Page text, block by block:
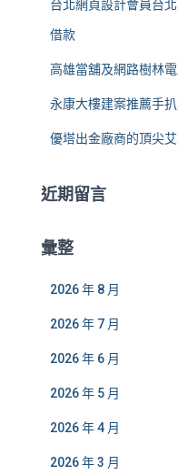
台北網頁設計會員台
借款
高雄當舖及網路樹林
永康大樓建案推薦手
優塔出金廠商的頂尖
近期留言
彙整
2026 年 8 月
2026 年 7 月
2026 年 6 月
2026 年 5 月
2026 年 4 月
2026 年 3 月